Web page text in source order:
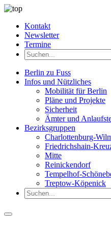
Kontakt
Newsletter
Termine
Berlin zu Fuss
Infos und Nützliches
Mobilität für Berlin
Pläne und Projekte
Sicherheit
Ämter und
Bezirksgruppen
Charlottenburg-
Friedrichshain-
Mitte
Reinickendorf
Tempelhof-
Treptow-Köpenick